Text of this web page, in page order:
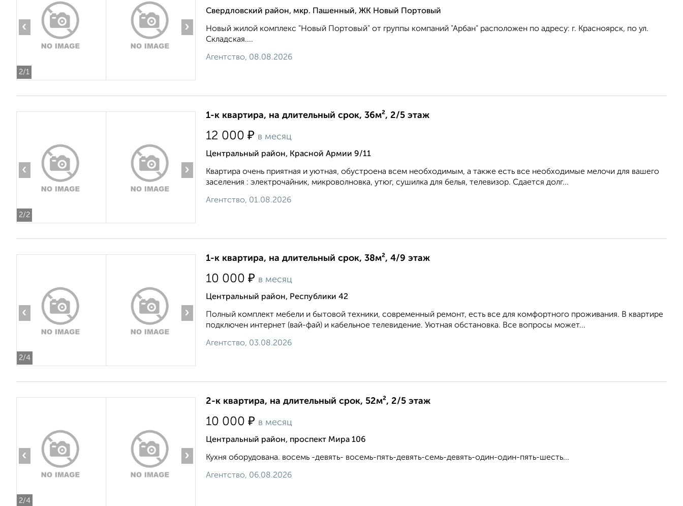
2/1
‹ ›
Свердловский район, мкр. Пашенный, ЖК Новый Портовый
Новый жилой комплекс "Новый Портовый" от группы компаний "Арбан" расположен по адресу: г. Красноярск, по ул.
Складская....
Агентство, 08.08.2026
2/2
‹ ›
1-к квартира, на длительный срок, 36м², 2/5 этаж
12 000 ₽ в месяц
Центральный район, Красной Армии 9/11
Квартира очень приятная и уютная, обустроена всем необходимым, а также есть все необходимые мелочи для вашего
заселения : электрочайник, микроволновка, утюг, сушилка для белья, телевизор. Сдается долг...
Агентство, 01.08.2026
2/4
‹ ›
1-к квартира, на длительный срок, 38м², 4/9 этаж
10 000 ₽ в месяц
Центральный район, Республики 42
Полный комплект мебели и бытовой техники, современный ремонт, есть все для комфортного проживания. В квартире
подключен интернет (вай-фай) и кабельное телевидение. Уютная обстановка. Все вопросы может...
Агентство, 03.08.2026
2/4
‹ ›
2-к квартира, на длительный срок, 52м², 2/5 этаж
10 000 ₽ в месяц
Центральный район, проспект Мира 106
Кухня оборудована. восемь -девять- восемь-пять-девять-семь-девять-один-один-пять-шесть...
Агентство, 06.08.2026